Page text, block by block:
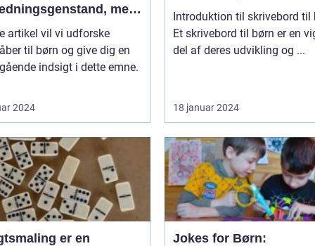
men
kilde til hygge og
artikel vil vi udforske
til børn og give dig en
indsigt i dette emne.
2024
Introduktion til skrivebord til
Et skrivebord til børn er en
del af deres udvikling og ...
18 januar 2024
er en
Jokes for Børn: